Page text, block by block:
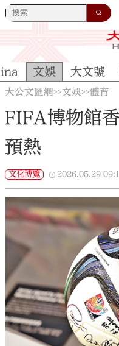
文娛 大文號
大公文匯網>>文娛>>體育
FIFA博物館
預熱
文化博覽 2026.05.29